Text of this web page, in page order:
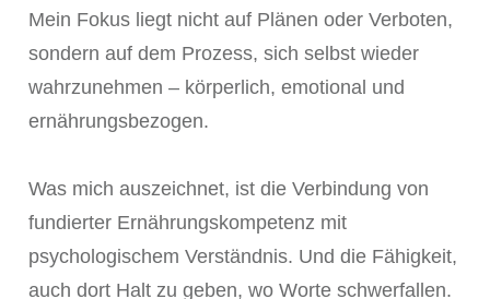
Mein Fokus liegt nicht auf Plänen oder Verboten,
sondern auf dem Prozess, sich selbst wieder
wahrzunehmen – körperlich, emotional und
ernährungsbezogen.
Was mich auszeichnet, ist die Verbindung von
fundierter Ernährungskompetenz mit
psychologischem Verständnis. Und die Fähigkeit,
auch dort Halt zu geben, wo Worte schwerfallen.